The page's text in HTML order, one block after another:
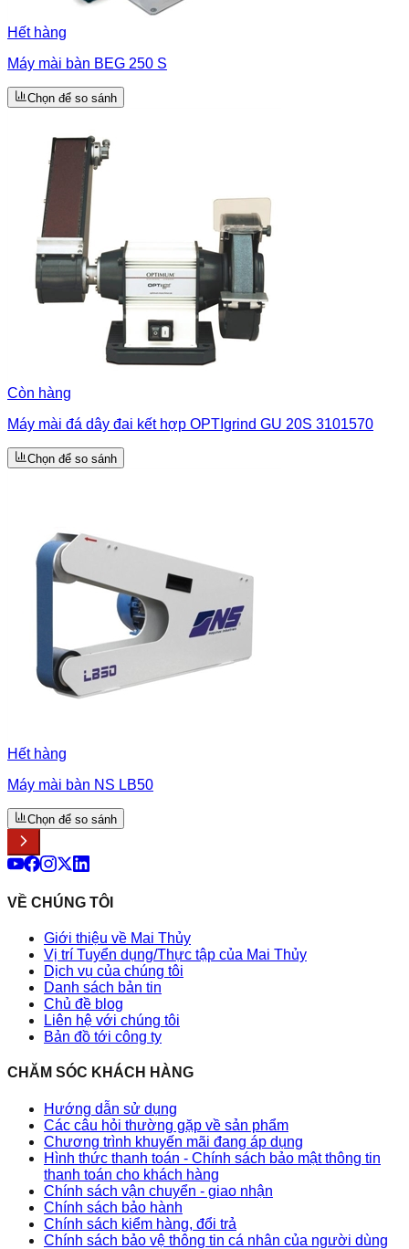
Hết hàng
Máy mài bàn BEG 250 S
Chọn để so sánh
Còn hàng
Máy mài đá dây đai kết hợp OPTIgrind GU 20S 3101570
Chọn để so sánh
Hết hàng
Máy mài bàn NS LB50
Chọn để so sánh
VỀ CHÚNG TÔI
Giới thiệu về Mai Thủy
Vị trí Tuyển dụng/Thực tập của Mai Thủy
Dịch vụ của chúng tôi
Danh sách bản tin
Chủ đề blog
Liên hệ với chúng tôi
Bản đồ tới công ty
CHĂM SÓC KHÁCH HÀNG
Hướng dẫn sử dụng
Các câu hỏi thường gặp về sản phẩm
Chương trình khuyến mãi đang áp dụng
Hình thức thanh toán - Chính sách bảo mật thông tin
thanh toán cho khách hàng
Chính sách vận chuyển - giao nhận
Chính sách bảo hành
Chính sách kiểm hàng, đổi trả
Chính sách bảo vệ thông tin cá nhân của người dùng